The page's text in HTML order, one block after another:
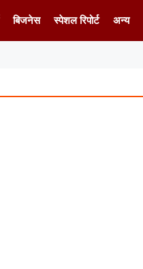
बिजनेस स्पेशल रिपोर्ट अन्य